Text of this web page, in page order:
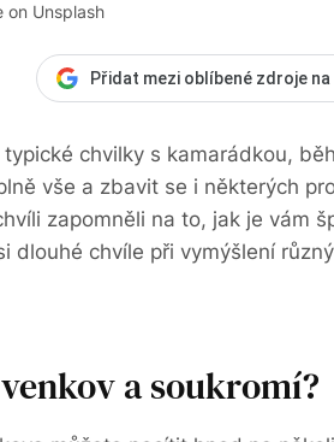
on Unsplash
Přidat mezi oblíbené zdroje na
chvilky s kamarádkou,
vše a zbavit se i některých
zapomněli na to, jak je vám
dlouhé chvíle při vymýšlení
a soukromí?